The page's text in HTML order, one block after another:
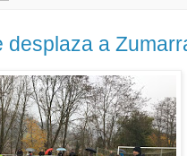
desplaza a